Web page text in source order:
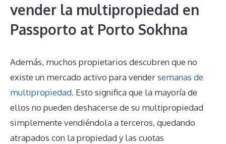
vender la multipropiedad en
Passporto at Porto Sokhna
Además, muchos propietarios descubren que no
existe un mercado activo para vendersemanas de
multipropiedad. Esto significa que la mayoría de
ellos no pueden deshacerse de su multipropiedad
simplemente vendiéndola a terceros, quedando
atrapados con la propiedad y las cuotas